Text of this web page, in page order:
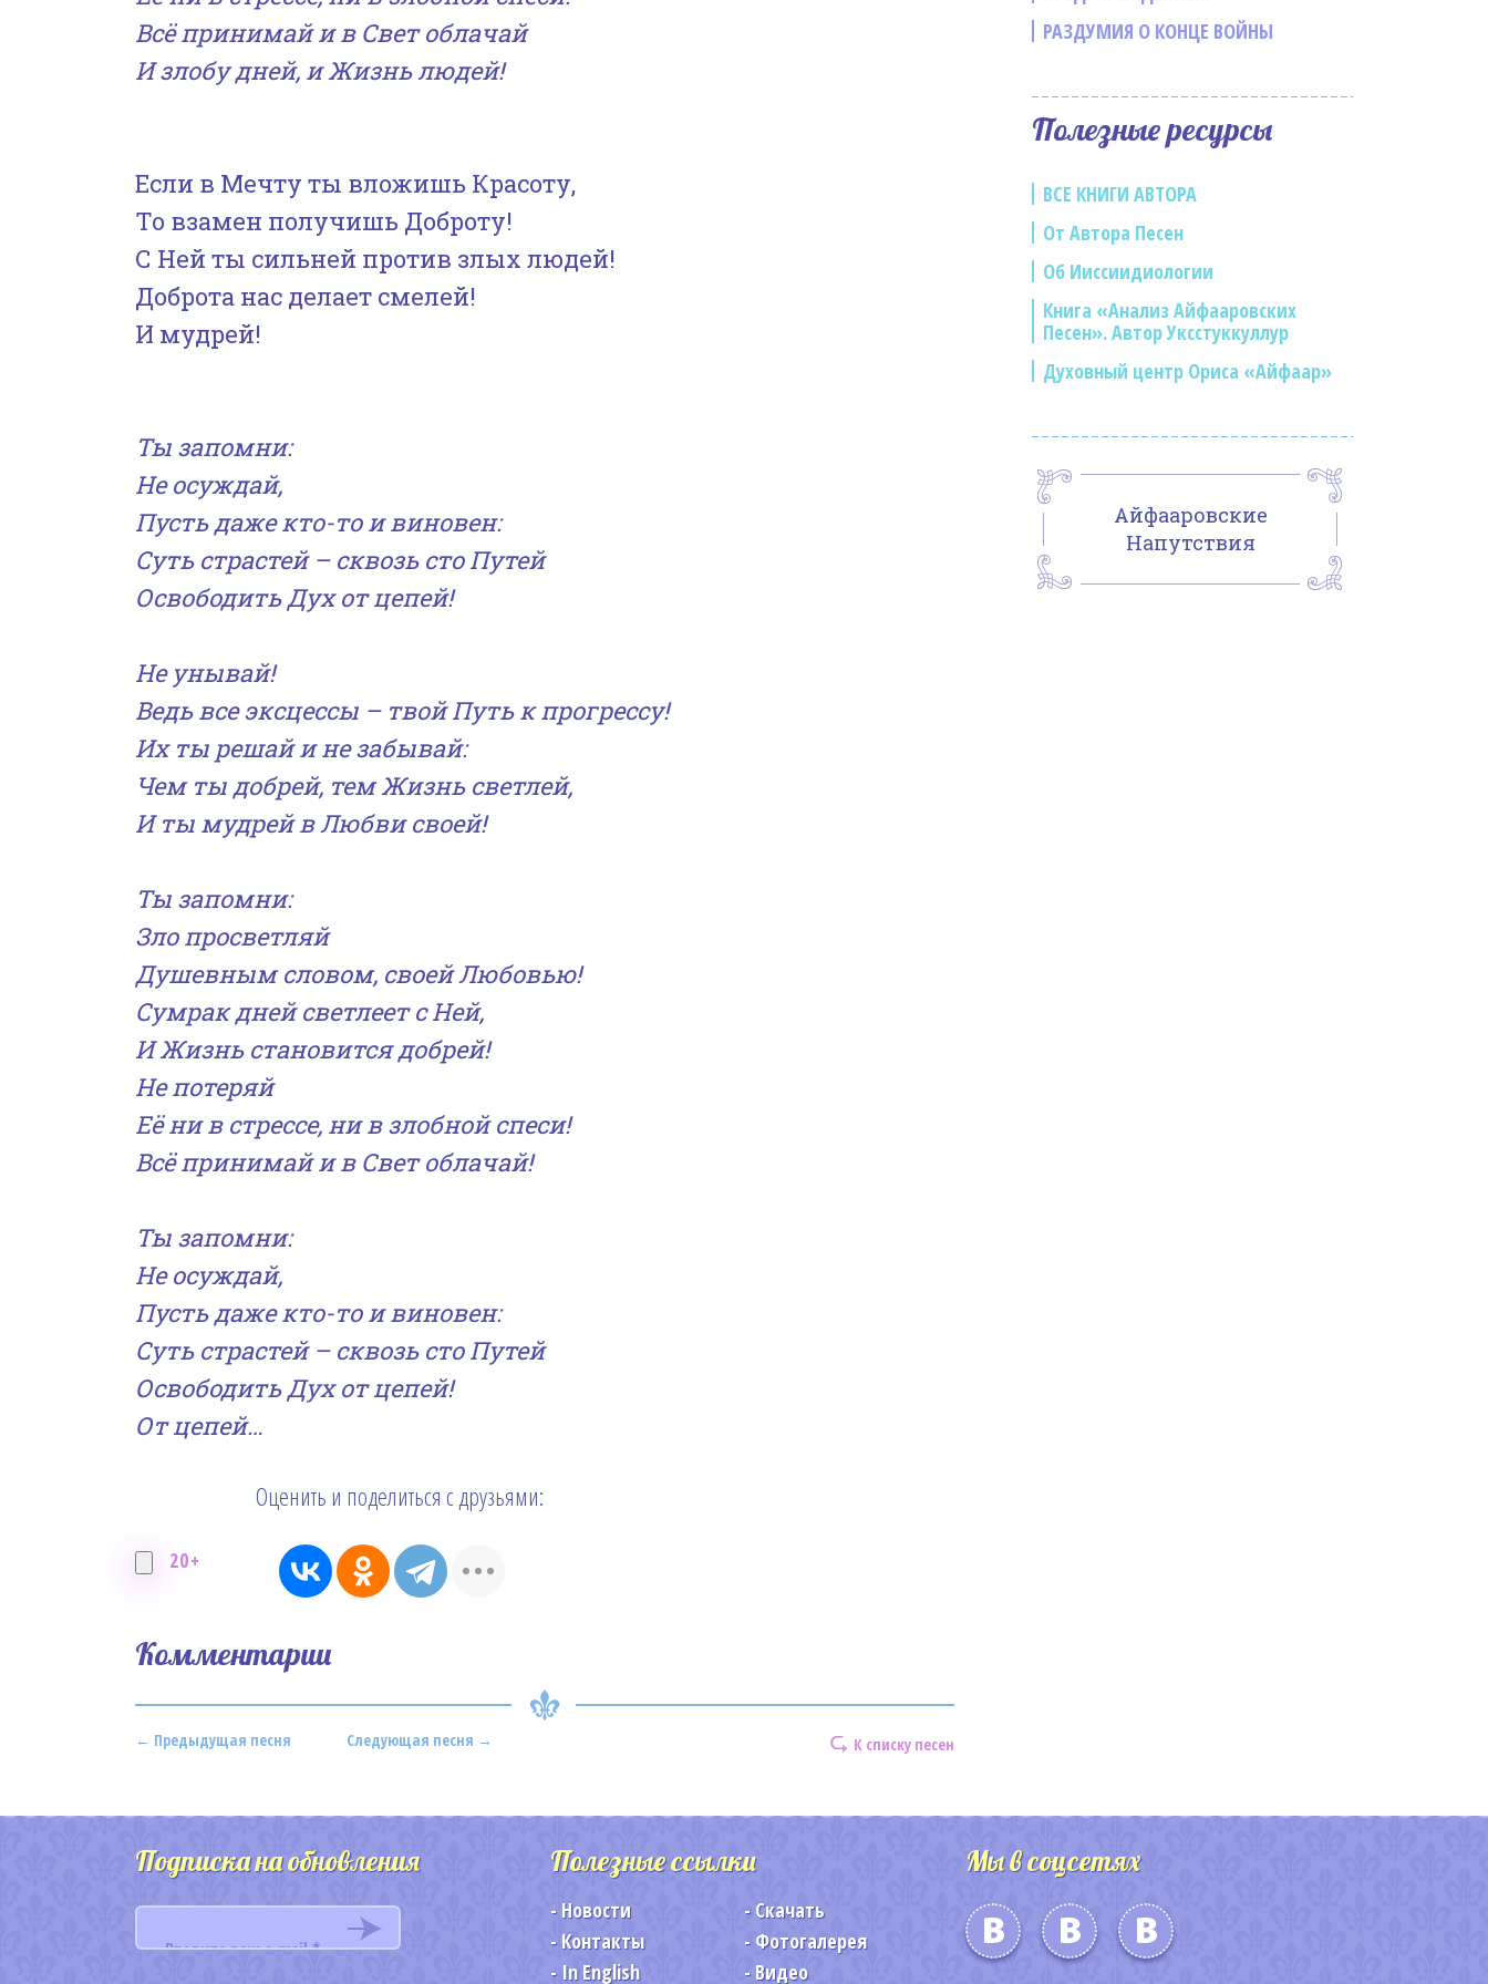
Всё принимай и в Свет облачай
И злобу дней, и Жизнь людей!
Если в Мечту ты вложишь Красоту,
То взамен получишь Доброту!
С Ней ты сильней против злых людей!
Доброта нас делает смелей!
И мудрей!
Ты запомни:
Не осуждай,
Пусть даже кто-то и виновен:
Суть страстей – сквозь сто Путей
Освободить Дух от цепей!
Не унывай!
Ведь все эксцессы – твой Путь к прогрессу!
Их ты решай и не забывай:
Чем ты добрей, тем Жизнь светлей,
И ты мудрей в Любви своей!
Ты запомни:
Зло просветляй
Душевным словом, своей Любовью!
Сумрак дней светлеет с Ней,
И Жизнь становится добрей!
Не потеряй
Её ни в стрессе, ни в злобной спеси!
Всё принимай и в Свет облачай!
Ты запомни:
Не осуждай,
Пусть даже кто-то и виновен:
Суть страстей – сквозь сто Путей
Освободить Дух от цепей!
От цепей…
20+
Оценить и поделиться с друзьями:
Комментарии
← Предыдущая песня К списку песен
Следующая песня →
РАЗДУМИЯ О КОНЦЕ ВОЙНЫ
Полезные ресурсы
ВСЕ КНИГИ АВТОРА
От Автора Песен
Об Ииссиидиологии
Книга «Анализ Айфааровских
Песен». Автор Уксстуккуллур
Духовный центр Ориса «Айфаар»
Айфааровские
Напутствия
Полезные ссылки
Новости
Скачать
Контакты
Фотогалерея
In English
Видео
Мы в соцсетях
Подписка на обновления